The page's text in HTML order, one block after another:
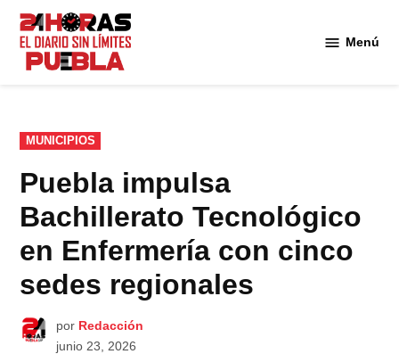
Saltar
contenido
Menú
PUBLICADO
EN
MUNICIPIOS
Puebla impulsa
Bachillerato Tecnológico
en Enfermería con cinco
sedes regionales
por Redacción
junio 23, 2026